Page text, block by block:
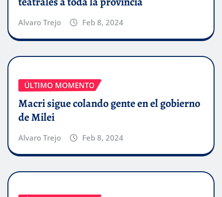
Alvaro Trejo Feb 8, 2024
ÚLTIMO MOMENTO
Macri sigue colando gente en el gobierno
de Milei
Alvaro Trejo Feb 8, 2024